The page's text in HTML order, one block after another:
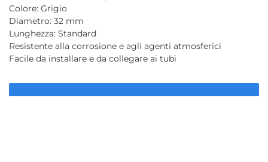
Colore: Grigio
Diametro: 32 mm
Lunghezza: Standard
Resistente alla corrosione e agli agenti atmosferici
Facile da installare e da collegare ai tubi